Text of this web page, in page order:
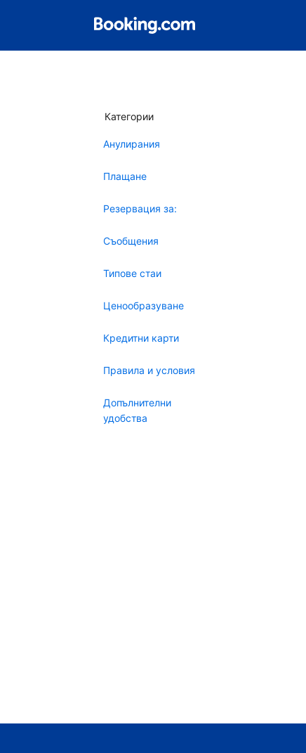
Категории
Анулирания
Плащане
Резервация за:
Съобщения
Типове стаи
Ценообразуване
Кредитни карти
Правила и условия
Допълнителни
удобства